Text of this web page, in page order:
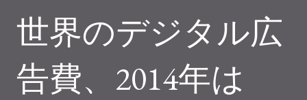
世界のデジタル広
告費、2014年は